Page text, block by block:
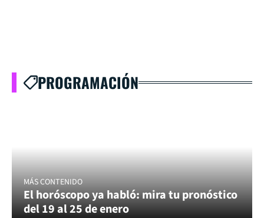
PROGRAMACIÓN
MÁS CONTENIDO
El horóscopo ya habló: mira tu pronóstico
del 19 al 25 de enero